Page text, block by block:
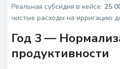
Реальная субсидия в кейсе: 25
чистые расходы на ирригацию
Год 3 —
продуктивности